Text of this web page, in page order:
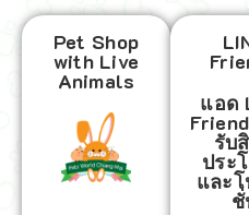
Pet Shop
with Live
Animals
แอด
รับ
ประ
และ